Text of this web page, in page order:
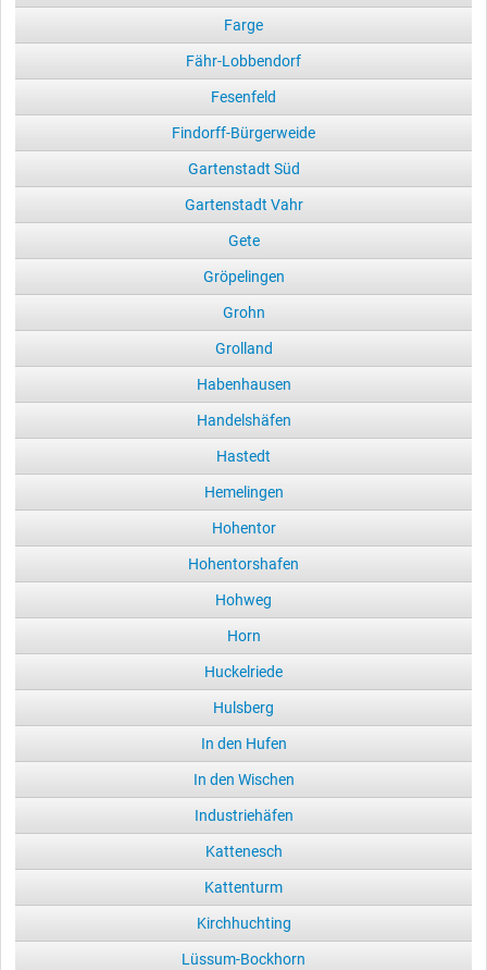
Farge
Fähr-Lobbendorf
Fesenfeld
Findorff-Bürgerweide
Gartenstadt Süd
Gartenstadt Vahr
Gete
Gröpelingen
Grohn
Grolland
Habenhausen
Handelshäfen
Hastedt
Hemelingen
Hohentor
Hohentorshafen
Hohweg
Horn
Huckelriede
Hulsberg
In den Hufen
In den Wischen
Industriehäfen
Kattenesch
Kattenturm
Kirchhuchting
Lüssum-Bockhorn